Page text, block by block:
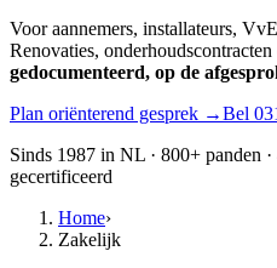
Voor aannemers, installateurs,
Renovaties,
gedocumenteerd, op de
Plan oriënterend gesprek →Bel
Sinds 1987 in NL · 800+ panden
gecertificeerd
Home›
Zakelijk